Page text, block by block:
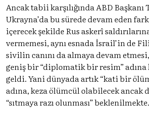
Ancak tabii karşılığında ABD Başkanı
Ukrayna’da bu sürede devam eden
içerecek şekilde Rus askerî
vermemesi, aynı esnada İsrail’in de
sivilin canını da almaya devam
geniş bir “diplomatik bir resim” adına
geldi. Yani dünyada artık “kati bir
adına, keza ölümcül olabilecek ancak
“sıtmaya razı olunması” beklenilmekte.